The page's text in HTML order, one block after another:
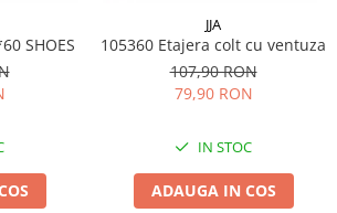
SHOES
JJA
105360 Etajera colt cu ventuza
107,90 RON
79,90 RON
IN STOC
ADAUGA IN COS